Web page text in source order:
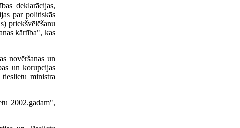
deklarācijas,
par politiskās
priekšvēlēšanu
kārtība", kas
novēršanas un
un korupcijas
ministra
2002.gadam",